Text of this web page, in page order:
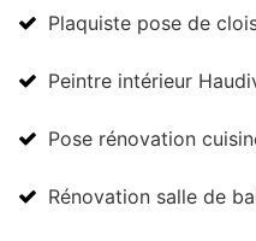
Plaquiste pose de
Peintre intérieur
Pose rénovation
Rénovation salle de